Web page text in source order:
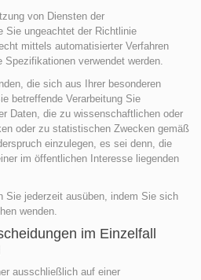
von Diensten der
Sie ungeachtet der Richtlinie
mittels automatisierter Verfahren
verwendet werden.
die sich aus Ihrer besonderen
betreffende Verarbeitung Sie
Daten, die zu wissenschaftlichen oder
oder zu statistischen Zwecken gemäß
einzulegen, es sei denn, die
im öffentlichen Interesse liegenden
Sie jederzeit ausüben, indem Sie sich
wenden.
im Einzelfall
ausschließlich auf einer